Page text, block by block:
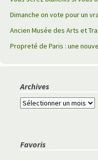
Dimanche on vote pour un
Ancien Musée des Arts et
Propreté de Paris : une
Archives
A
iFavoris